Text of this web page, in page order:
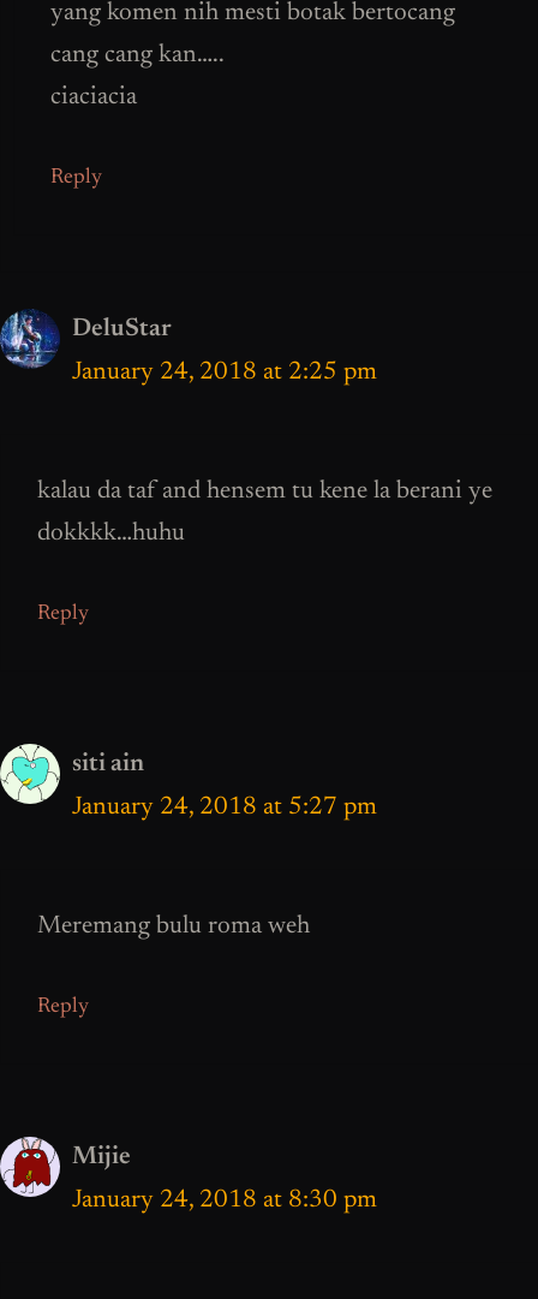
yang komen nih mesti botak bertocang
cang cang kan…..
ciaciacia
Reply
DeluStar
January 24, 2018 at 2:25 pm
kalau da taf and hensem tu kene la berani ye
dokkkk…huhu
Reply
siti ain
January 24, 2018 at 5:27 pm
Meremang bulu roma weh
Reply
Mijie
January 24, 2018 at 8:30 pm